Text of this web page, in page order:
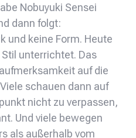
Nobuyuki Sensei
dann folgt:
und keine Form. Heute
unterrichtet. Das
auf die
schauen dann auf
nicht zu verpassen,
Und viele bewegen
als außerhalb vom